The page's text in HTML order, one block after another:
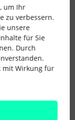
kommt
gehalten
Portale
außerdem
Format und
Workarounds
die in
CSS nutzen, aber
um Ihr
zu verbessern.
unsere
für Sie
Durch
mit Wirkung für